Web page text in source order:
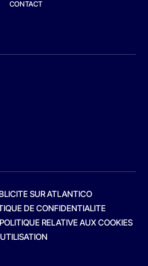
CONTACT
SUR ATLANTICO
DE CONFIDENTIALITE
POLITIQUE RELATIVE AUX COOKIES